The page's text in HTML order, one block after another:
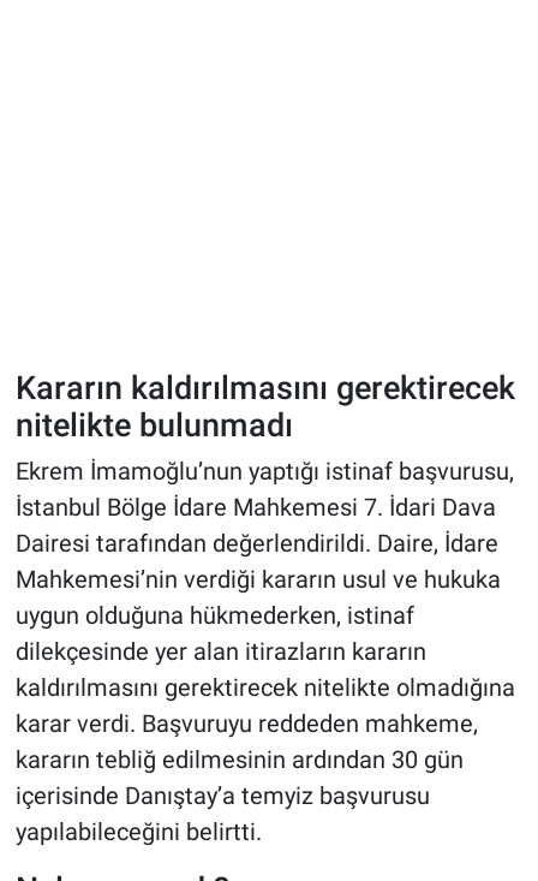
Kararın kaldırılmasını gerektirecek
nitelikte bulunmadı
Ekrem İmamoğlu’nun yaptığı istinaf başvurusu,
İstanbul Bölge İdare Mahkemesi 7. İdari Dava
Dairesi tarafından değerlendirildi. Daire, İdare
Mahkemesi’nin verdiği kararın usul ve hukuka
uygun olduğuna hükmederken, istinaf
dilekçesinde yer alan itirazların kararın
kaldırılmasını gerektirecek nitelikte olmadığına
karar verdi. Başvuruyu reddeden mahkeme,
kararın tebliğ edilmesinin ardından 30 gün
içerisinde Danıştay’a temyiz başvurusu
yapılabileceğini belirtti.